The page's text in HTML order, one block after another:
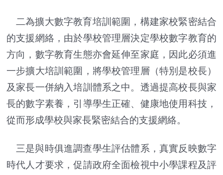
二為擴大數字教育培訓範圍，構建家校緊密結合
的支援網絡，由於學校管理層決定學校數字教育的
方向，數字教育生態亦會延伸至家庭，因此必須進
一步擴大培訓範圍，將學校管理層（特別是校長）
及家長一併納入培訓體系之中。透過提高校長與家
長的數字素養，引導學生正確、健康地使用科技，
從而形成學校與家長緊密結合的支援網絡。
三是與時俱進調查學生評估體系，真實反映數字
時代人才要求，促請政府全面檢視中小學課程及評